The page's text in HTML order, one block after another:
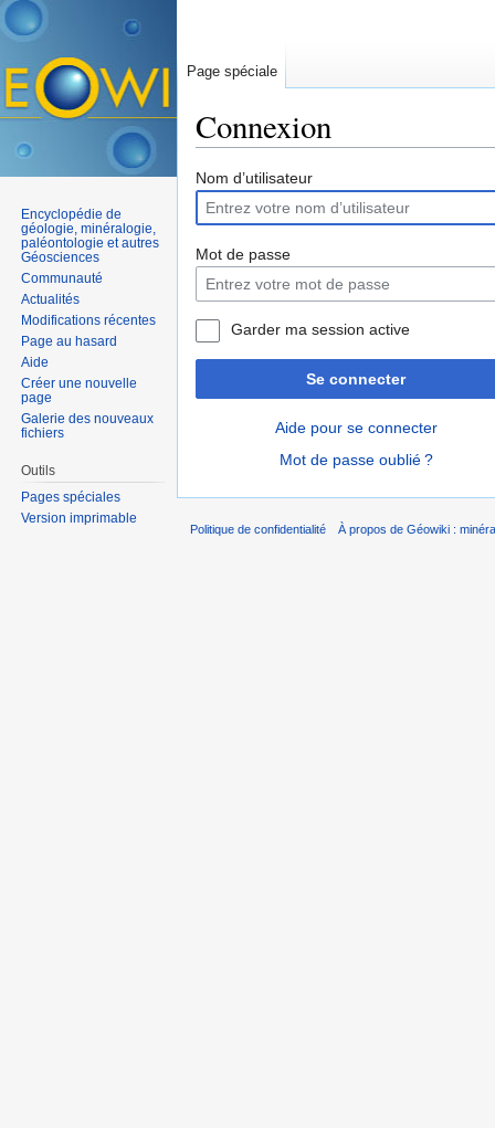
Connexion
Nom d’utilisateur
Mot de passe
Garder ma session active
Se connecter
Aide pour se connecter
Mot de passe oublié ?
Page spéciale
Encyclopédie de
géologie, minéralogie,
paléontologie et autres
Géosciences
Communauté
Actualités
Modifications récentes
Page au hasard
Aide
Créer une nouvelle
page
Galerie des nouveaux
fichiers
Outils
Pages spéciales
Version imprimable
Politique de confidentialité À propos de Géowiki :